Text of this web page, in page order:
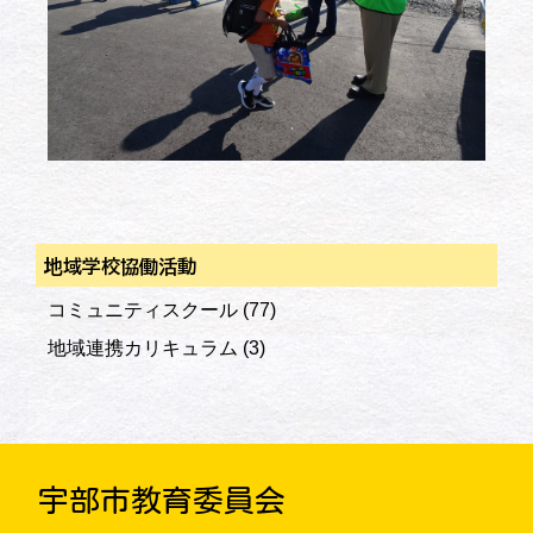
地域学校協働活動
コミュニティスクール (77)
地域連携カリキュラム (3)
宇部市教育委員会